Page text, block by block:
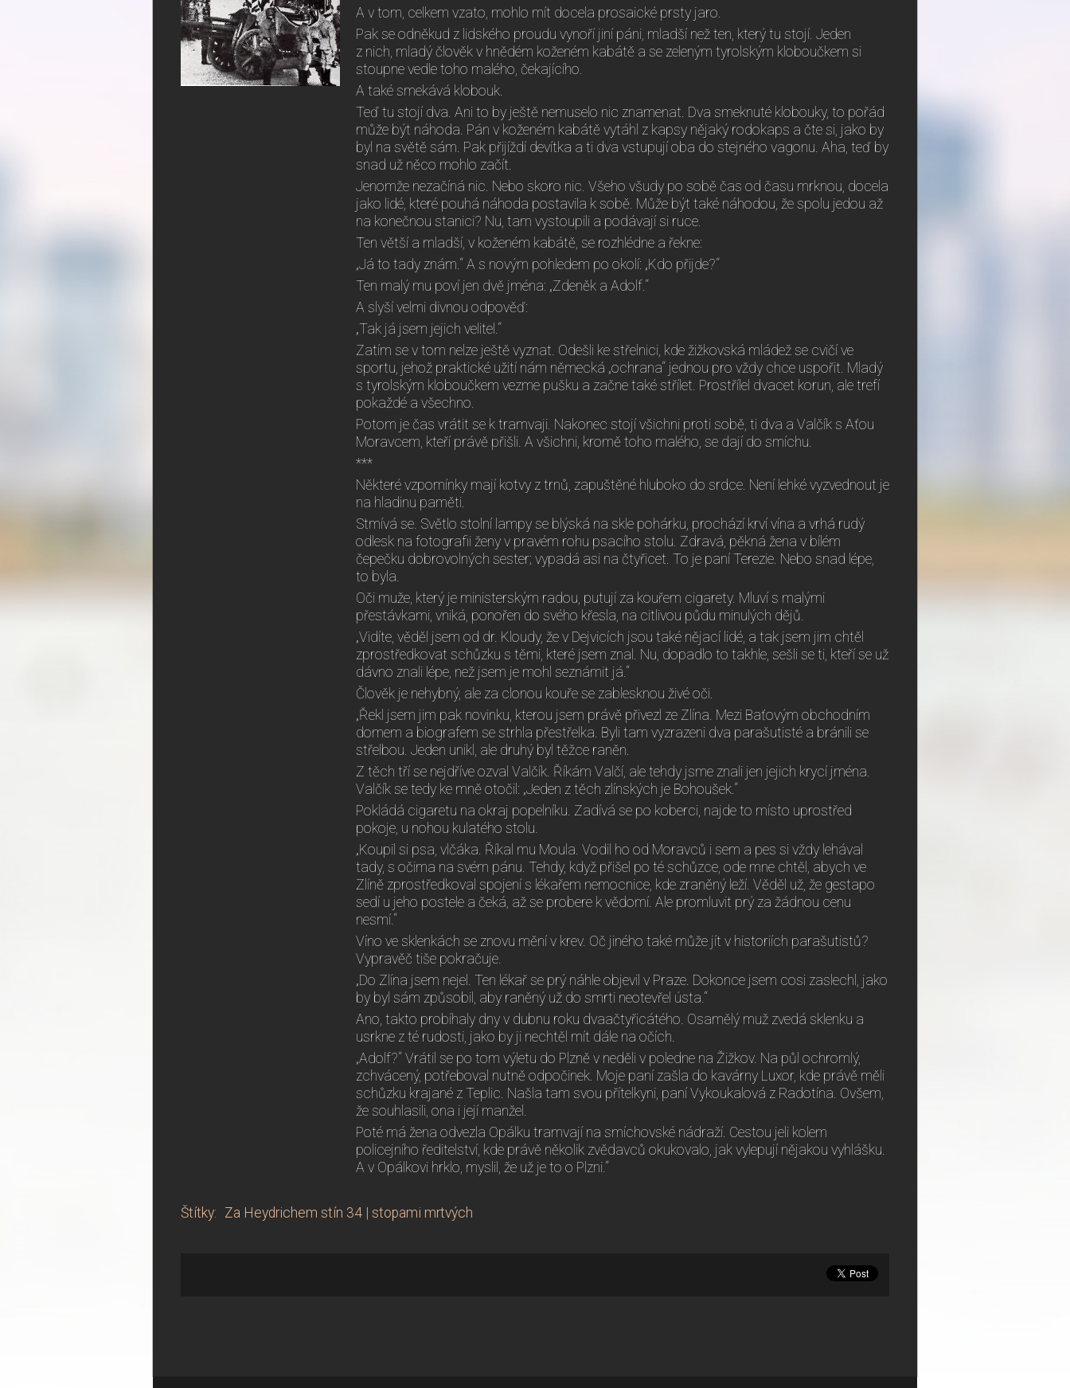
A v tom, celkem vzato, mohlo mít docela prosaické prsty jaro.
Pak se odněkud z lidského proudu vynoří jiní páni, mladší než ten, který tu stojí. Jeden
z nich, mladý člověk v hnědém koženém kabátě a se zeleným tyrolským kloboučkem si
stoupne vedle toho malého, čekajícího.
A také smekává klobouk.
Teď tu stojí dva. Ani to by ještě nemuselo nic znamenat. Dva smeknuté klobouky, to pořád
může být náhoda. Pán v koženém kabátě vytáhl z kapsy nějaký rodokaps a čte si, jako by
byl na světě sám. Pak přijíždí devítka a ti dva vstupují oba do stejného vagonu. Aha, teď by
snad už něco mohlo začít.
Jenomže nezačíná nic. Nebo skoro nic. Všeho všudy po sobě čas od času mrknou, docela
jako lidé, které pouhá náhoda postavila k sobě. Může být také náhodou, že spolu jedou až
na konečnou stanici? Nu, tam vystoupili a podávají si ruce.
Ten větší a mladší, v koženém kabátě, se rozhlédne a řekne:
„Já to tady znám.“ A s novým pohledem po okolí: „Kdo přijde?“
Ten malý mu poví jen dvě jména: „Zdeněk a Adolf.“
A slyší velmi divnou odpověď:
„Tak já jsem jejich velitel.“
Zatím se v tom nelze ještě vyznat. Odešli ke střelnici, kde žižkovská mládež se cvičí ve
sportu, jehož praktické užití nám německá „ochrana“ jednou pro vždy chce uspořit. Mladý
s tyrolským kloboučkem vezme pušku a začne také střílet. Prostřílel dvacet korun, ale trefí
pokaždé a všechno.
Potom je čas vrátit se k tramvaji. Nakonec stojí všichni proti sobě, ti dva a Valčík s Aťou
Moravcem, kteří právě přišli. A všichni, kromě toho malého, se dají do smíchu.
***
Některé vzpomínky mají kotvy z trnů, zapuštěné hluboko do srdce. Není lehké vyzvednout je
na hladinu paměti.
Stmívá se. Světlo stolní lampy se blýská na skle pohárku, prochází krví vína a vrhá rudý
odlesk na fotografii ženy v pravém rohu psacího stolu. Zdravá, pěkná žena v bílém
čepečku dobrovolných sester; vypadá asi na čtyřicet. To je paní Terezie. Nebo snad lépe,
to byla.
Oči muže, který je ministerským radou, putují za kouřem cigarety. Mluví s malými
přestávkami, vniká, ponořen do svého křesla, na citlivou půdu minulých dějů.
„Vidíte, věděl jsem od dr. Kloudy, že v Dejvicích jsou také nějací lidé, a tak jsem jim chtěl
zprostředkovat schůzku s těmi, které jsem znal. Nu, dopadlo to takhle, sešli se ti, kteří se už
dávno znali lépe, než jsem je mohl seznámit já.“
Člověk je nehybný, ale za clonou kouře se zablesknou živé oči.
„Řekl jsem jim pak novinku, kterou jsem právě přivezl ze Zlína. Mezi Baťovým obchodním
domem a biografem se strhla přestřelka. Byli tam vyzrazeni dva parašutisté a bránili se
střelbou. Jeden unikl, ale druhý byl těžce raněn.
Z těch tří se nejdříve ozval Valčík. Říkám Valčí, ale tehdy jsme znali jen jejich krycí jména.
Valčík se tedy ke mně otočil: „Jeden z těch zlínských je Bohoušek.“
Pokládá cigaretu na okraj popelníku. Zadívá se po koberci, najde to místo uprostřed
pokoje, u nohou kulatého stolu.
„Koupil si psa, vlčáka. Říkal mu Moula. Vodil ho od Moravců i sem a pes si vždy lehával
tady, s očima na svém pánu. Tehdy, když přišel po té schůzce, ode mne chtěl, abych ve
Zlíně zprostředkoval spojení s lékařem nemocnice, kde zraněný leží. Věděl už, že gestapo
sedí u jeho postele a čeká, až se probere k vědomí. Ale promluvit prý za žádnou cenu
nesmí.“
Víno ve sklenkách se znovu mění v krev. Oč jiného také může jít v historiích parašutistů?
Vypravěč tiše pokračuje.
„Do Zlína jsem nejel. Ten lékař se prý náhle objevil v Praze. Dokonce jsem cosi zaslechl, jako
by byl sám způsobil, aby raněný už do smrti neotevřel ústa.“
Ano, takto probíhaly dny v dubnu roku dvaačtyřicátého. Osamělý muž zvedá sklenku a
usrkne z té rudosti, jako by ji nechtěl mít dále na očích.
„Adolf?“ Vrátil se po tom výletu do Plzně v neděli v poledne na Žižkov. Na půl ochromlý,
zchvácený, potřeboval nutně odpočinek. Moje paní zašla do kavárny Luxor, kde právě měli
schůzku krajané z Teplic. Našla tam svou přítelkyni, paní Vykoukalová z Radotína. Ovšem,
že souhlasili, ona i její manžel.
Poté má žena odvezla Opálku tramvají na smíchovské nádraží. Cestou jeli kolem
policejního ředitelství, kde právě několik zvědavců okukovalo, jak vylepují nějakou vyhlášku.
A v Opálkovi hrklo, myslil, že už je to o Plzni.“
Štítky: Za Heydrichem stín 34 stopami mrtvých